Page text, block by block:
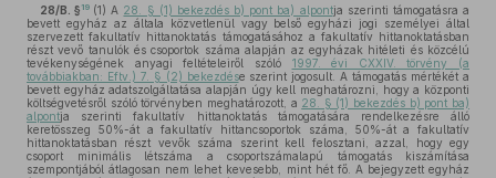
28/B. § 19 (1) A 28. § (1) bekezdés b) pont ba) alpontja szerinti támogatásra a
bevett egyház az általa közvetlenül vagy belső egyházi jogi személyei által
szervezett fakultatív hittanoktatás támogatásához a fakultatív hittanoktatásban
részt vevő tanulók és csoportok száma alapján az egyházak hitéleti és közcélú
tevékenységének anyagi feltételeiről szóló 1997. évi CXXIV. törvény (a
továbbiakban: Eftv.) 7. § (2) bekezdése szerint jogosult. A támogatás mértékét a
bevett egyház adatszolgáltatása alapján úgy kell meghatározni, hogy a központi
költségvetésről szóló törvényben meghatározott, a 28. § (1) bekezdés b) pont ba)
alpontja szerinti fakultatív hittanoktatás támogatására rendelkezésre álló
keretösszeg 50%-át a fakultatív hittancsoportok száma, 50%-át a fakultatív
hittanoktatásban részt vevők száma szerint kell felosztani, azzal, hogy egy
csoport minimális létszáma a csoportszámalapú támogatás kiszámítása
szempontjából átlagosan nem lehet kevesebb, mint hét fő. A bejegyzett egyház